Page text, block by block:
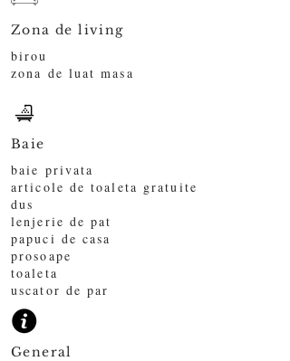
Zona de living
birou
zona de luat masa
Baie
baie privata
articole de toaleta gratuite
dus
lenjerie de pat
papuci de casa
prosoape
toaleta
uscator de par
General